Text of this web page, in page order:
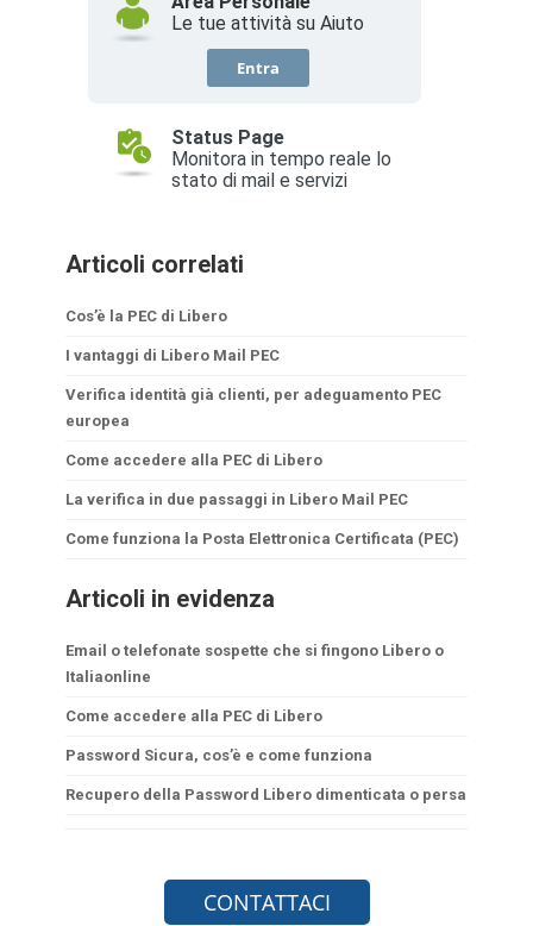
Articoli correlati
Cos’è la PEC di Libero
I vantaggi di Libero Mail PEC
Verifica identità già clienti, per adeguamento PEC
europea
Come accedere alla PEC di Libero
La verifica in due passaggi in Libero Mail PEC
Come funziona la Posta Elettronica Certificata (PEC)
Articoli in evidenza
Email o telefonate sospette che si fingono Libero o
Italiaonline
Come accedere alla PEC di Libero
Password Sicura, cos’è e come funziona
Recupero della Password Libero dimenticata o persa